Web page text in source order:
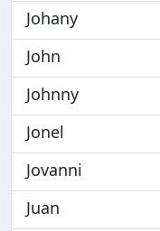
Johany
John
Johnny
Jonel
Jovanni
Juan